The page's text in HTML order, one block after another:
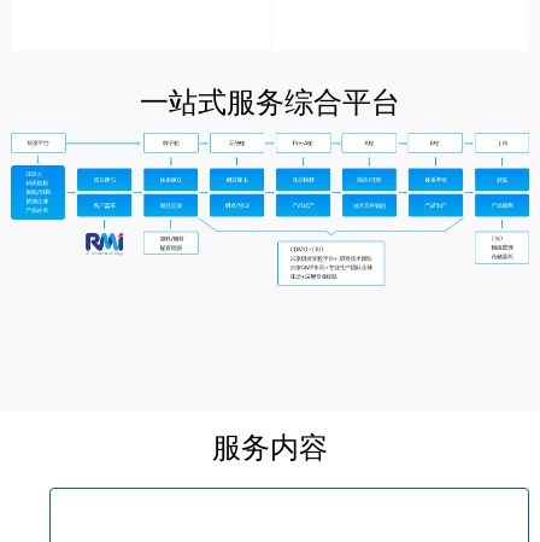
一站式服务综合平台
服务内容